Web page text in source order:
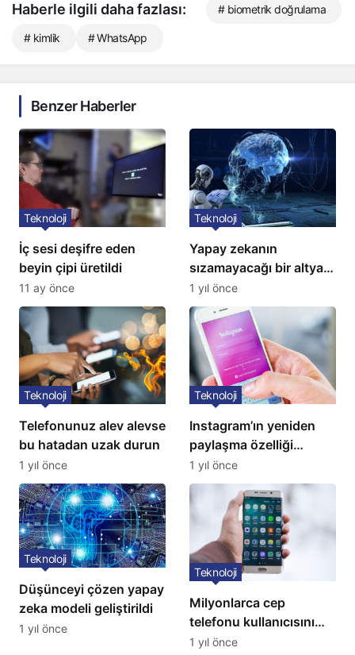
Haberle ilgili daha fazlası: # biometrik doğrulama
# kimlik # WhatsApp
Benzer Haberler
İç sesi deşifre eden
beyin çipi üretildi
Teknoloji
11 ay önce
Yapay zekanın
sızamayacağı bir altyapı
geliştirildi
Teknoloji
1 yıl önce
Telefonunuz alev alevse
bu hatadan uzak durun
Teknoloji
1 yıl önce
Instagram’ın yeniden
paylaşma özelliği
kullanıma açıldı
Teknoloji
1 yıl önce
Düşünceyi çözen yapay
zeka modeli geliştirildi
Teknoloji
1 yıl önce
Milyonlarca cep
telefonu kullanıcısını
ilgilendiren karar: 31
Teknoloji
1 yıl önce